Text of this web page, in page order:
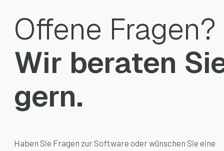
Offene Fragen?
Wir beraten
gern.
Haben Sie Fragen zur Software oder wünschen Sie eine